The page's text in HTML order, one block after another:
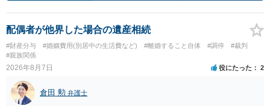
配偶者が他界した場合の遺産相続
#財産分与 #婚姻費用(別居中の生活費など) #離婚すること自体 #調停
#裁判
#親族関係
2026年8月7日 役にたった 2
倉田 勲 弁護士